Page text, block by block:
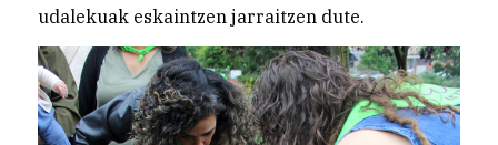
udalekuak eskaintzen jarraitzen dute.